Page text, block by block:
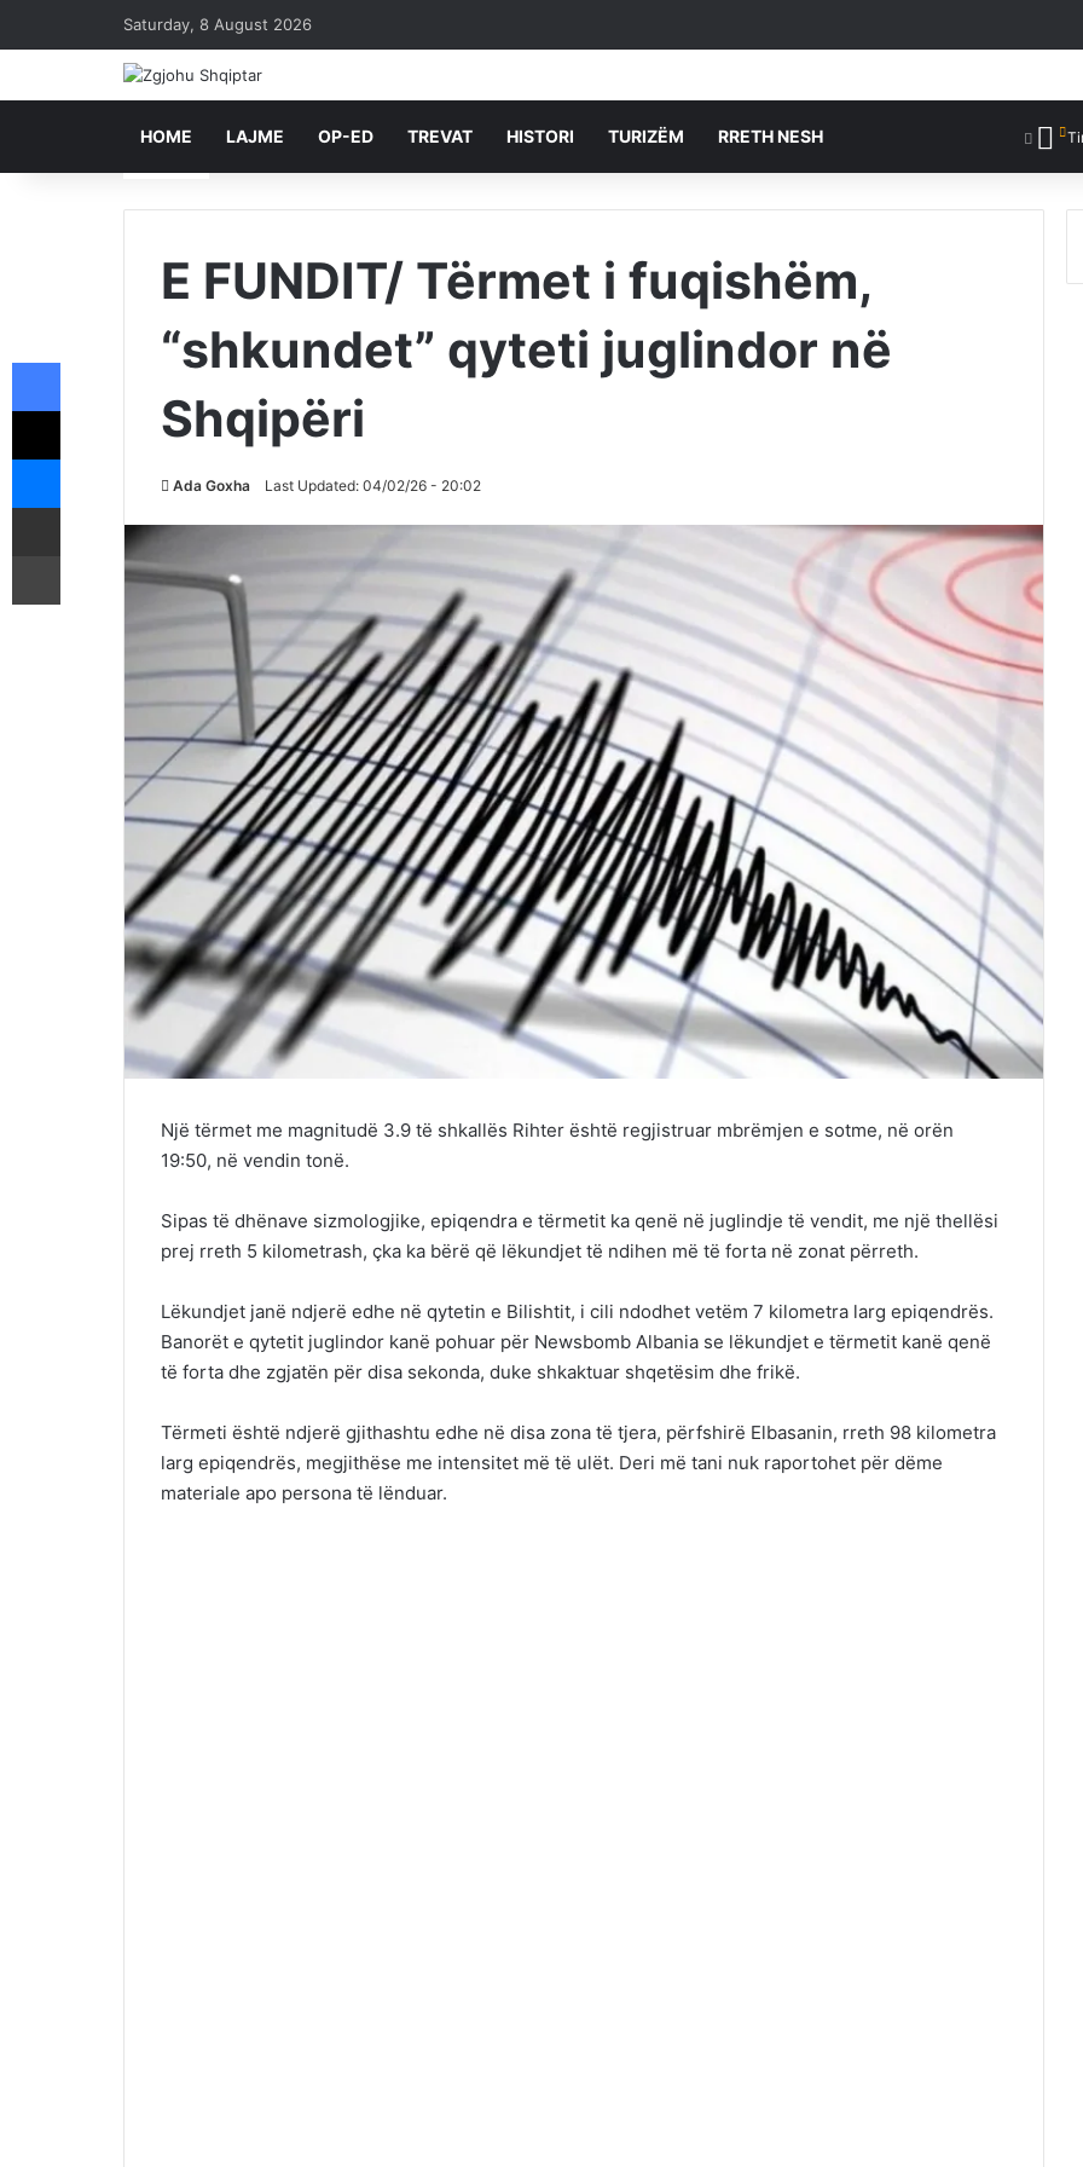
Saturday, 8 August 2026
HOME LAJME OP-ED TREVAT HISTORI TURIZËM RRETH NESH
E FUNDIT/ Tërmet i fuqishëm,
“shkundet” qyteti juglindor në
Shqipëri
Ada Goxha Last Updated: 04/02/26 - 20:02
Një tërmet me magnitudë 3.9 të shkallës Rihter është regjistruar mbrëmjen e sotme, në orën
19:50, në vendin tonë.
Sipas të dhënave sizmologjike, epiqendra e tërmetit ka qenë në juglindje të vendit, me një thellësi
prej rreth 5 kilometrash, çka ka bërë që lëkundjet të ndihen më të forta në zonat përreth.
Lëkundjet janë ndjerë edhe në qytetin e Bilishtit, i cili ndodhet vetëm 7 kilometra larg epiqendrës.
Banorët e qytetit juglindor kanë pohuar për Newsbomb Albania se lëkundjet e tërmetit kanë qenë
të forta dhe zgjatën për disa sekonda, duke shkaktuar shqetësim dhe frikë.
Tërmeti është ndjerë gjithashtu edhe në disa zona të tjera, përfshirë Elbasanin, rreth 98 kilometra
larg epiqendrës, megjithëse me intensitet më të ulët. Deri më tani nuk raportohet për dëme
materiale apo persona të lënduar.